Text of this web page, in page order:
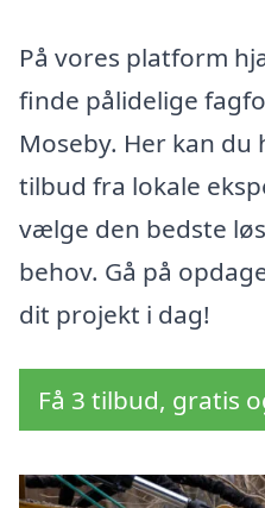
På vores platform
finde pålidelige
Moseby. Her kan
tilbud fra lokale
vælge den bedste
behov. Gå på
dit projekt i dag!
Få 3 tilbud, gratis